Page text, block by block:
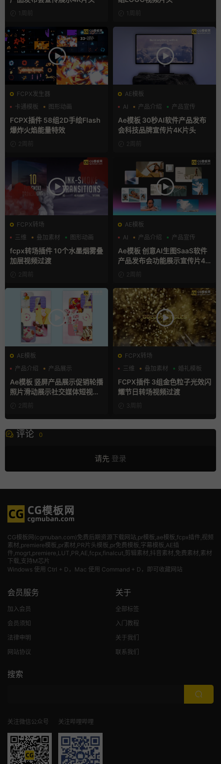
1周前 1周前
FCPX发生器
卡通模板
图形动画
手绘风
FCPX插件 58组2D手绘Flash
爆炸火焰能量特效
2周前
AE模板
AI
产品介绍 产品宣传
Ae模板 30秒AI软件产品发布
会科技品牌宣传片4K片头
2周前
FCPX转场
三维
叠加素材 图形动画
fcpx转场插件 10个水墨烟雾叠
加层视频过渡
2周前
AE模板
AI
产品介绍 产品宣传
Ae模板 创意AI生图SaaS软件
产品发布会功能展示宣传片4K
片头2周前
AE模板
产品介绍
产品展示
卡通模板
Ae模板 竖屏产品展示促销轮播
照片滑动展示社交媒体短视频
片头2周前
FCPX转场
三维
叠加素材 婚礼模板
FCPX插件 3组金色粒子光效闪
耀节日转场视频过渡
3周前
评论 0
请先 登录
CG模板网(cgmuban.com)免费后期资源下载网站,pr模板,ae模板,fcpx插件,视频
素材 ,premiere模板,pr素材,PR片头模板,pr免费模板,字幕模板,AE插
件,mogrt,premiere,LUT,PR,AE,fcpx,finalcut,剪辑素材,抖音素材,免费素材,素材
下载,支持M芯片
Windows 使用 Ctrl + D，Mac 使用 Command + D，即可收藏网站
会员服务
加入会员
会员须知
法律申明
网站协议
关于
全部标签
入门教程
关于我们
联系我们
搜索
关注微信公众号 关注哔哩哔哩